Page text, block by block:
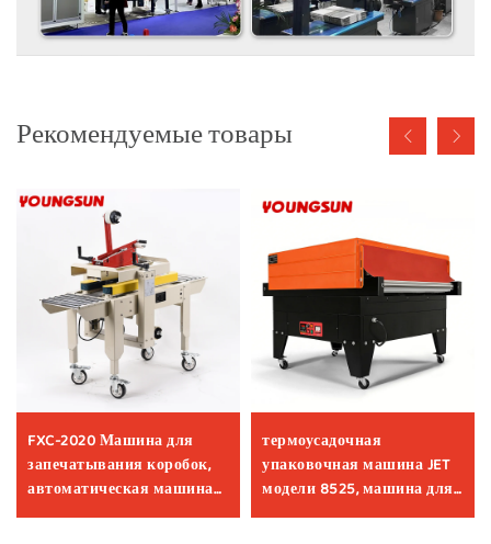
Рекомендуемые товары
FXC-2020 Машина для
запечатывания коробок,
автоматическая машина
для упаковки малых
термоусадочная
упаковочная машина JET
модели 8525, машина для
термоусадочной упаковки,